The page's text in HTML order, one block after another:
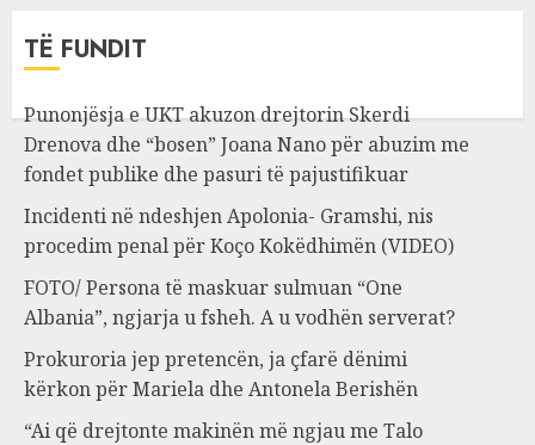
TË FUNDIT
Punonjësja e UKT akuzon drejtorin Skerdi
Drenova dhe “bosen” Joana Nano për abuzim me
fondet publike dhe pasuri të pajustifikuar
Incidenti në ndeshjen Apolonia- Gramshi, nis
procedim penal për Koço Kokëdhimën (VIDEO)
FOTO/ Persona të maskuar sulmuan “One
Albania”, ngjarja u fsheh. A u vodhën serverat?
Prokuroria jep pretencën, ja çfarë dënimi
kërkon për Mariela dhe Antonela Berishën
“Ai që drejtonte makinën më ngjau me Talo